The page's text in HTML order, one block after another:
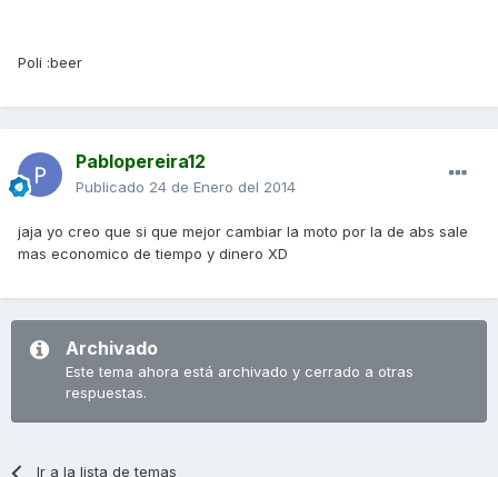
Poli :beer
Pablopereira12
Publicado 24 de Enero del 2014
jaja yo creo que si que mejor cambiar la moto por la de abs sale
mas economico de tiempo y dinero XD
Archivado
Este tema ahora está archivado y cerrado a otras
respuestas.
Ir a la lista de temas